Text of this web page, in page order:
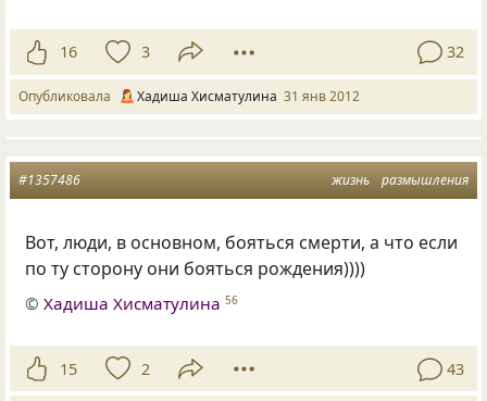
16 3 32
Опубликовала Хадиша Хисматулина 31 янв 2012
жизнь размышления
#1357486
Вот, люди, в основном, бояться смерти, а что если
по ту сторону они бояться рождения))))
©Хадиша Хисматулина 56
15 2 43